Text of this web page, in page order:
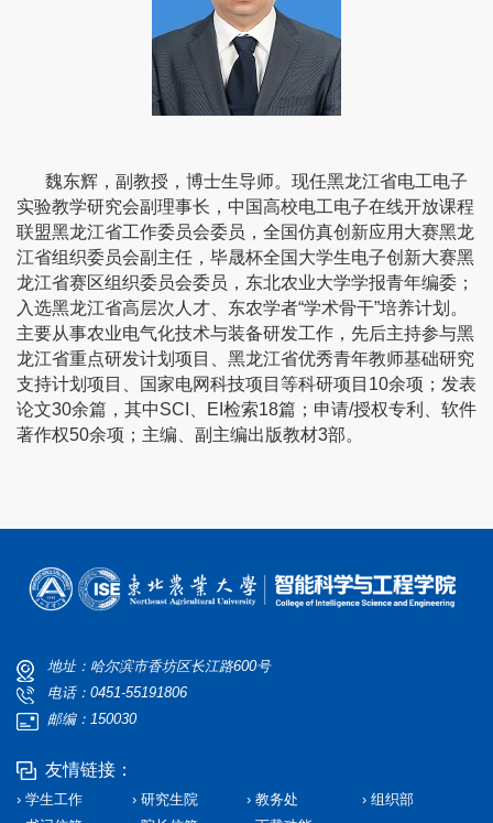
魏东辉，副教授，博士生导师。现任黑龙江省电工电子
实验教学研究会副理事长，中国高校电工电子在线开放课程
联盟黑龙江省工作委员会委员，全国仿真创新应用大赛黑龙
江省组织委员会副主任，毕晟杯全国大学生电子创新大赛黑
龙江省赛区组织委员会委员，东北农业大学学报青年编委；
入选黑龙江省高层次人才、东农学者“学术骨干”培养计划。
主要从事农业电气化技术与装备研发工作，先后主持参与黑
龙江省重点研发计划项目、黑龙江省优秀青年教师基础研究
支持计划项目、国家电网科技项目等科研项目10余项；发表
论文30余篇，其中SCI、EI检索18篇；申请/授权专利、软件
著作权50余项；主编、副主编出版教材3部。
地址：哈尔滨市香坊区长江路600号
电话：0451-55191806
邮编：150030
友情链接：
› 学生工作 › 研究生院 › 教务处
› 组织部